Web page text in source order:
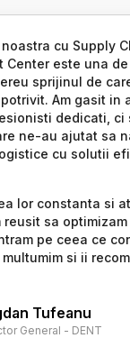
cu Supply
Center este una
sprijinul de
Am gasit in
dedicati, ci
ne-au ajutat sa
cu solutii
lor constanta si
reusit sa
pe ceea ce
si ii
Tufeanu
General - DENT